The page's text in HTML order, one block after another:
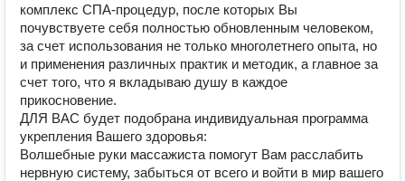
комплекс СПА-процедур, после которых Вы
почувствуете себя полностью обновленным человеком,
за счет использования не только многолетнего опыта, но
и применения различных практик и методик, а главное за
счет того, что я вкладываю душу в каждое
прикосновение.
ДЛЯ ВАС будет подобрана индивидуальная программа
укрепления Вашего здоровья:
Волшебные руки массажиста помогут Вам расслабить
нервную систему, забыться от всего и войти в мир вашего